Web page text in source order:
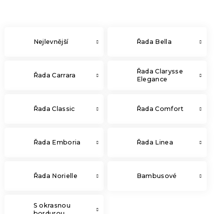
Nejlevnější Řada Bella
Řada Carrara
Řada Clarysse
Elegance
Řada Classic Řada Comfort
Řada Emboria Řada Linea
Řada Norielle Bambusové
S okrasnou